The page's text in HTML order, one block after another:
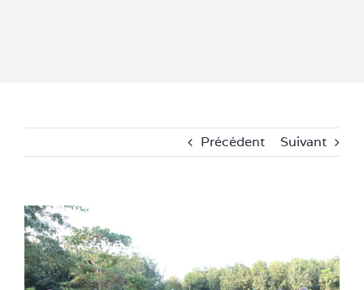
Précédent Suivant
Voir
l'image
agrandie